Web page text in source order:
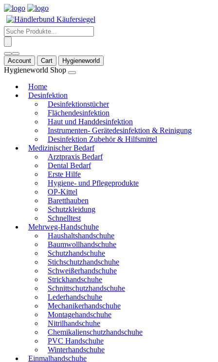
Products
search
Account Cart Hygieneworld
Hygieneworld Shop
Home
Desinfektion
Desinfektionstücher
Flächendesinfektion
Haut und Handdesinfektion
Instrumenten- Gerätedesinfektion & Reinigung
Desinfektion Zubehör & Hilfsmittel
Medizinischer Bedarf
Arztpraxis Bedarf
Dental Bedarf
Erste Hilfe
Hygiene- und Pflegeprodukte
OP-Kittel
Baretthauben
Schutzkleidung
Schnelltest
Mehrweg-Handschuhe
Haushaltshandschuhe
Baumwollhandschuhe
Schutzhandschuhe
Stichschutzhandschuhe
Schweißerhandschuhe
Strickhandschuhe
Schnittschutzhandschuhe
Lederhandschuhe
Mechanikerhandschuhe
Montagehandschuhe
Nitrilhandschuhe
Chemikalienschutzhandschuhe
PVC Handschuhe
Winterhandschuhe
Einmalhandschuhe